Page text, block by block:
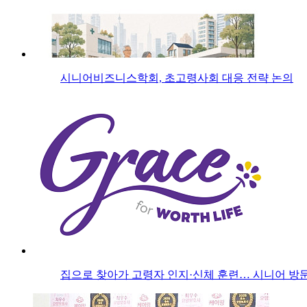
시니어비즈니스학회, 초고령사회 대응 전략 논의
집으로 찾아가 고령자 인지·신체 훈련… 시니어 방